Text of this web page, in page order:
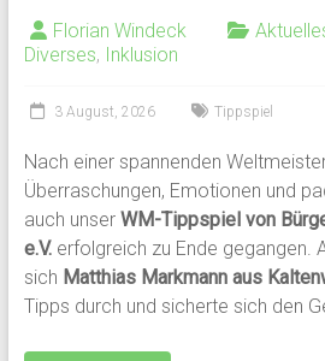
Florian Windeck
Diverses, Inklusion
3 August, 2026 Tippspiel
Nach einer spannenden
Überraschungen, Emotionen und
auch unser WM-Tippspiel von
e.V.erfolgreich zu Ende gegangen.
sich Matthias Markmann aus
Tipps durch und sicherte sich den